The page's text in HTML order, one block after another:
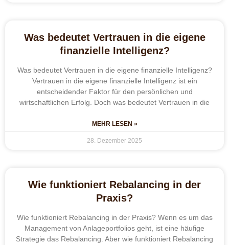
Was bedeutet Vertrauen in die eigene
finanzielle Intelligenz?
Was bedeutet Vertrauen in die eigene finanzielle Intelligenz?
Vertrauen in die eigene finanzielle Intelligenz ist ein
entscheidender Faktor für den persönlichen und
wirtschaftlichen Erfolg. Doch was bedeutet Vertrauen in die
MEHR LESEN »
28. Dezember 2025
Wie funktioniert Rebalancing in der
Praxis?
Wie funktioniert Rebalancing in der Praxis? Wenn es um das
Management von Anlageportfolios geht, ist eine häufige
Strategie das Rebalancing. Aber wie funktioniert Rebalancing